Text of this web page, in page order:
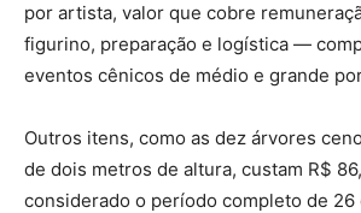
por artista, valor que cobre
figurino, preparação e logística —
eventos cênicos de médio e grande
Outros itens, como as dez árvores
de dois metros de altura, custam R$
considerado o período completo de 26